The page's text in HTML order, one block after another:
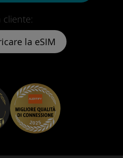
cliente:
la eSIM